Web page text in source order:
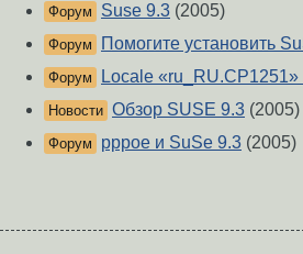
Форум Suse 9.3 (2005)
Форум Помогите установить
Форум Locale «ru_RU.CP1251»
Новости Обзор SUSE 9.3 (2005)
Форум pppoe и SuSe 9.3 (2005)